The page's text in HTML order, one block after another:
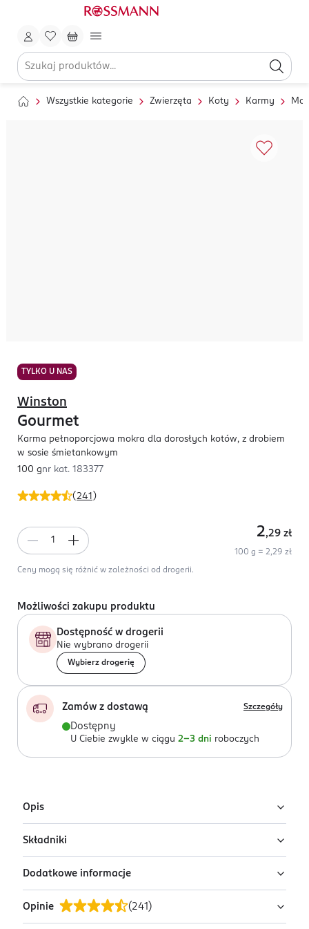
Wszystkie kategorie Zwierzęta Koty Karmy
TYLKO U NAS
(241 )
Winston
Gourmet
Karma pełnoporcjowa mokra dla dorosłych kotów, z drobiem
w sosie śmietankowym
100 gnr kat. 183377
2,29 zł
100 g = 2,29 zł
Ceny mogą się różnić w zależności od drogerii.
Możliwości zakupu produktu
Dostępność w drogerii
Nie wybrano drogerii
Wybierz drogerię
Zamów z dostawą Szczegóły
Dostępny
U Ciebie zwykle w ciągu 2-3 dni roboczych
Opis
Winston Delikat – delikates dla kota - to karma
pełnoporcjowa dla kotów dorosłych z kawałkami
indyka w sosie śmietankowym.
Bez barwników i konserwantów.
Składniki
Skład: mięso i produkty pochodzenia zwierzęcego (m.in.
14% drobiu, 4% indyka), zboża, mleko i przetwory
mleczne (m.in. śmietana 1%), substancje mineralne.
Dodatkowe informacje
PRZYGOTOWANIE I STOSOWANIE
Zalecany sposób karmienia: Dorosły kot o przeciętnej
Opinie (241 )